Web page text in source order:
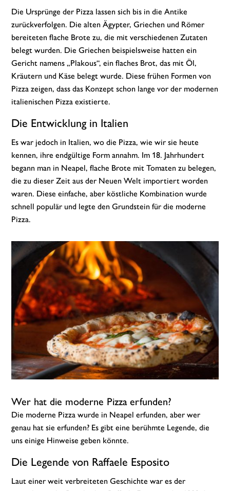
Die Ursprünge der Pizza lassen sich bis in die Antike
zurückverfolgen. Die alten Ägypter, Griechen und Römer
bereiteten flache Brote zu, die mit verschiedenen Zutaten
belegt wurden. Die Griechen beispielsweise hatten ein
Gericht namens „Plakous“, ein flaches Brot, das mit Öl,
Kräutern und Käse belegt wurde. Diese frühen Formen von
Pizza zeigen, dass das Konzept schon lange vor der modernen
italienischen Pizza existierte.
Die Entwicklung in Italien
Es war jedoch in Italien, wo die Pizza, wie wir sie heute
kennen, ihre endgültige Form annahm. Im 18. Jahrhundert
begann man in Neapel, flache Brote mit Tomaten zu belegen,
die zu dieser Zeit aus der Neuen Welt importiert worden
waren. Diese einfache, aber köstliche Kombination wurde
schnell populär und legte den Grundstein für die moderne
Pizza.
Wer hat die moderne Pizza erfunden?
Die moderne Pizza wurde in Neapel erfunden, aber wer
genau hat sie erfunden? Es gibt eine berühmte Legende, die
uns einige Hinweise geben könnte.
Die Legende von Raffaele Esposito
Laut einer weit verbreiteten Geschichte war es der